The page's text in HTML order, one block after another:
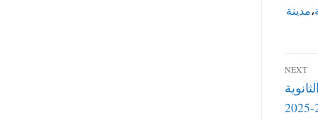
،مدينة
NEXT